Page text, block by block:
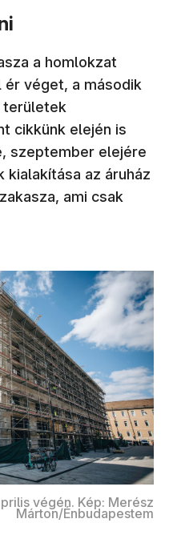
a homlokzat
ér véget, a második
területek
cikkünk elején is
szeptember elejére
az áruház
ami csak
végén. Kép: Merész
Márton/Énbudapestem